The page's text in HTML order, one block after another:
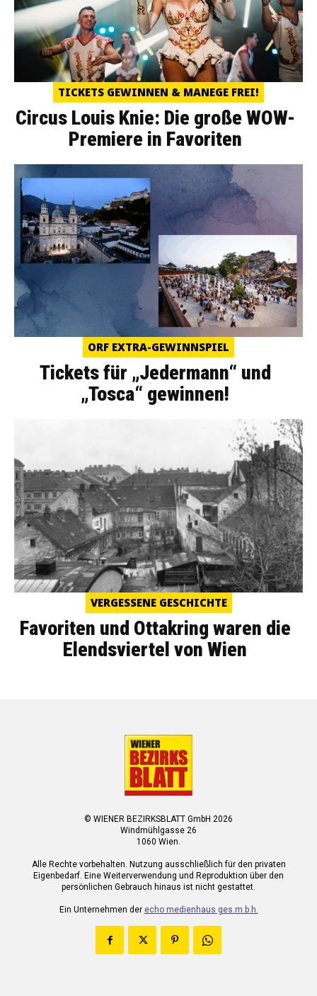
TICKETS GEWINNEN & MANEGE FREI!
Circus Louis Knie: Die große WOW-
Premiere in Favoriten
ORF EXTRA-GEWINNSPIEL
Tickets für „Jedermann“ und
„Tosca“ gewinnen!
VERGESSENE GESCHICHTE
Favoriten und Ottakring waren die
Elendsviertel von Wien
© WIENER BEZIRKSBLATT GmbH 2026
Windmühlgasse 26
1060 Wien.
Alle Rechte vorbehalten. Nutzung ausschließlich für den privaten
Eigenbedarf. Eine Weiterverwendung und Reproduktion über den
persönlichen Gebrauch hinaus ist nicht gestattet.
Ein Unternehmen der echo medienhaus ges.m.b.h.